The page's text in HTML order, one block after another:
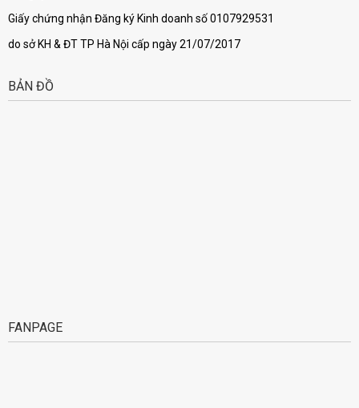
Giấy chứng nhận Đăng ký Kinh doanh số 0107929531
do sở KH & ĐT TP Hà Nội cấp ngày 21/07/2017
BẢN ĐỒ
FANPAGE